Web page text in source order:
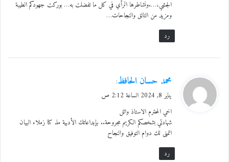
الجشي،….ونشاطرها الرأي في كل ما تفضلت به… بوركت جهودكم الطيبة
ومزيد من التالق والنجاحات…
رد
ي
و
ل
محمد حسان الحافظ:
يناير 8, 2024 الساعة 2:12 ص
اخي المحترم الاستاذ وائل
شهادتي بشخصكم الكريم مجروحة.. بإبداعاتك الأدبية مذ كنا زملاء البيان
اتمنى لك دوام التوفيق والنجاح
رد